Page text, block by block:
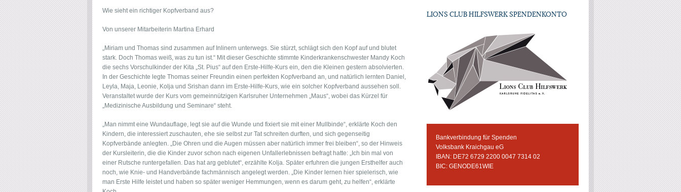
Wie sieht ein richtiger Kopfverband aus?
Von unserer Mitarbeiterin Martina Erhard
„Miriam und Thomas sind zusammen auf Inlinern unterwegs. Sie stürzt, schlägt sich den Kopf auf und blutet
stark. Doch Thomas weiß, was zu tun ist.“ Mit dieser Geschichte stimmte Kinderkrankenschwester Mandy Koch
die sechs Vorschulkinder der Kita „St. Pius“ auf den Erste-Hilfe-Kurs ein, den die Kleinen gestern absolvierten.
In der Geschichte legte Thomas seiner Freundin einen perfekten Kopfverband an, und natürlich lernten Daniel,
Leyla, Maja, Leonie, Kolja und Srishan dann im Erste-Hilfe-Kurs, wie ein solcher Kopfverband aussehen soll.
Veranstaltet wurde der Kurs vom gemeinnützigen Karlsruher Unternehmen „Maus“, wobei das Kürzel für
„Medizinische Ausbildung und Seminare“ steht.
„Man nimmt eine Wundauflage, legt sie auf die Wunde und fixiert sie mit einer Mullbinde“, erklärte Koch den
Kindern, die interessiert zuschauten, ehe sie selbst zur Tat schreiten durften, und sich gegenseitig
Kopfverbände anlegten. „Die Ohren und die Augen müssen aber natürlich immer frei bleiben“, so der Hinweis
der Kursleiterin, die die Kinder zuvor schon nach eigenen Unfallerlebnissen befragt hatte: „Ich bin mal von
einer Rutsche runtergefallen. Das hat arg geblutet“, erzählte Kolja. Später erfuhren die jungen Ersthelfer auch
noch, wie Knie- und Handverbände fachmännisch angelegt werden. „Die Kinder lernen hier spielerisch, wie
man Erste Hilfe leistet und haben so später weniger Hemmungen, wenn es darum geht, zu helfen“, erklärte
LIONS CLUB HILFSWERK SPENDENKONTO
Bankverbindung für Spenden
Volksbank Kraichgau eG
IBAN: DE72 6729 2200 0047 7314 02
BIC: GENODE61WIE